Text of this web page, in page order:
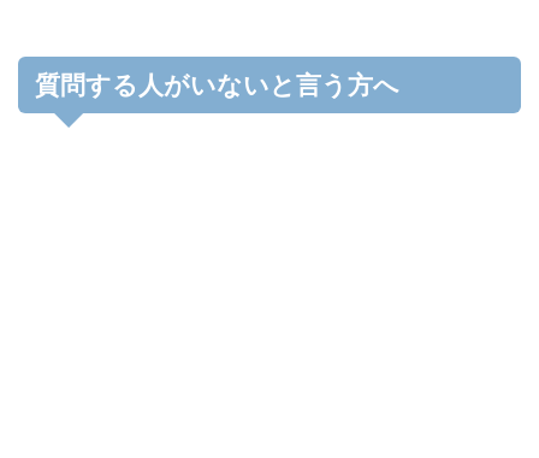
質問する人がいないと言う方へ